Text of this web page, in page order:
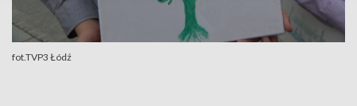
fot.TVP3 Łódź